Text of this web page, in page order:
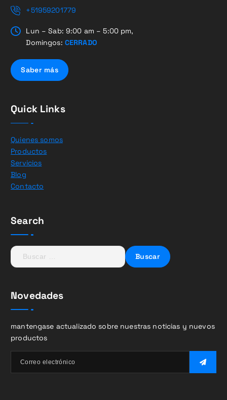
+51959201779
Lun – Sab: 9:00 am – 5:00 pm,
Domingos: CERRADO
Saber más
Quick Links
Quienes somos
Productos
Servicios
Blog
Contacto
Search
B
u
a
r
Novedades
mantengase actualizado sobre nuestras noticias y nuevos
productos